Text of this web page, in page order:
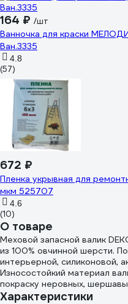
164 ₽ /шт
Ванночка для краски
Ван.3335
4.8
(57)
672 ₽
Пленка укрывная для
мкм 525707
4.6
(10)
О товаре
Меховой запасной валик
из 100% овчинной шерсти.
интерьерной, силиконовой,
Износостойкий материал
покраску неровных,
Характеристики